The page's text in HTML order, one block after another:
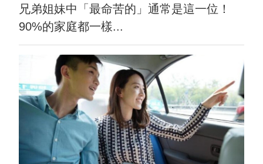
兄弟姐妹中「最命苦的」通常是這一位！
90%的家庭都一樣...